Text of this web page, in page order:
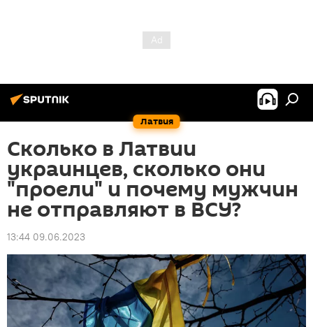
Латвия
Сколько в Латвии
украинцев, сколько они
"проели" и почему мужчин
не отправляют в ВСУ?
13:44 09.06.2023